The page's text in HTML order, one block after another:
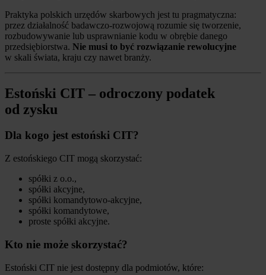
Praktyka polskich urzędów skarbowych jest tu pragmatyczna:
przez działalność badawczo-rozwojową rozumie się tworzenie,
rozbudowywanie lub usprawnianie kodu w obrębie danego
przedsiębiorstwa. Nie musi to być rozwiązanie rewolucyjne
w skali świata, kraju czy nawet branży.
Estoński CIT – odroczony podatek
od zysku
Dla kogo jest estoński CIT?
Z estońskiego CIT mogą skorzystać:
spółki z o.o.,
spółki akcyjne,
spółki komandytowo-akcyjne,
spółki komandytowe,
proste spółki akcyjne.
Kto nie może skorzystać?
Estoński CIT nie jest dostępny dla podmiotów, które: